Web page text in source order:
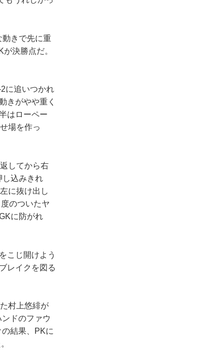
きで先に重
決勝点だ。
に追いつかれ
きがやや重く
はローペー
場を作っ
してから右
し込みきれ
に抜け出し
のついたヤ
に防がれ
こじ開けよう
レイクを図る
村上悠緋が
ドのファウ
結果、PKに